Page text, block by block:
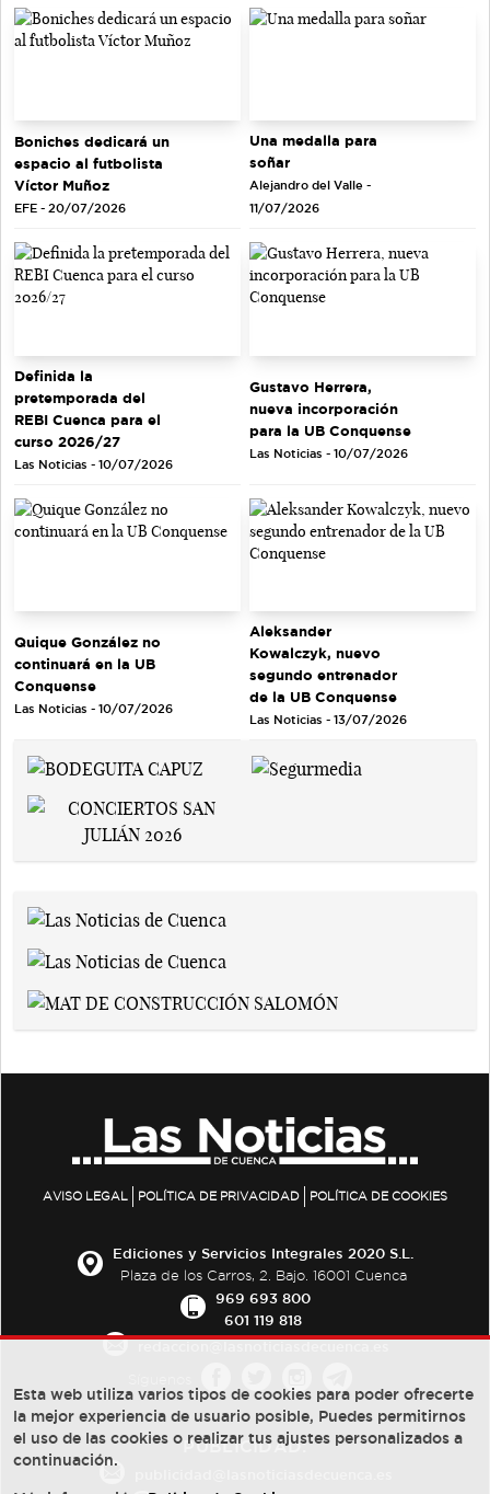
Boniches dedicará un
espacio al futbolista
Víctor Muñoz
EFE - 20/07/2026
Una medalla para
soñar
Alejandro del Valle -
11/07/2026
Definida la
pretemporada del
REBI Cuenca para el
curso 2026/27
Las Noticias - 10/07/2026
Gustavo Herrera,
nueva incorporación
para la UB Conquense
Las Noticias - 10/07/2026
Quique González no
continuará en la UB
Conquense
Las Noticias - 10/07/2026
Aleksander
Kowalczyk, nuevo
segundo entrenador
de la UB Conquense
Las Noticias - 13/07/2026
AVISO LEGAL POLÍTICA DE PRIVACIDAD POLÍTICA DE COOKIES
Ediciones y Servicios Integrales 2020 S.L.
Plaza de los Carros, 2. Bajo. 16001 Cuenca
969 693 800
601 119 818
PUBLICIDAD:
Esta web utiliza varios tipos de cookies para poder ofrecerte
la mejor experiencia de usuario posible, Puedes permitirnos
el uso de las cookies o realizar tus ajustes personalizados a
continuación.